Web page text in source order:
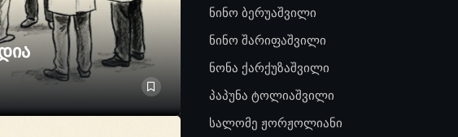
ნინო ბერუაშვილი
ნინო შარიფაშვილი
ნონა ქარქუზაშვილი
პაპუნა ტოლიაშვილი
სალომე ჟორჟოლიანი